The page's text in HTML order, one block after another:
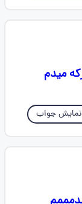
میدم
نمایش جواب